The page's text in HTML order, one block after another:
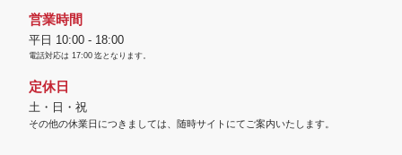
営業時間
平日 10:00 - 18:00
電話対応は 17:00 迄となります。
定休日
土・日・祝
その他の休業日につきましては、随時サイトにてご案内いたします。